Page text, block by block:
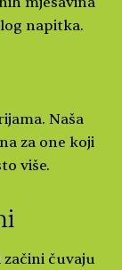
napitka.
Naša
za one koji
više.
začini čuvaju